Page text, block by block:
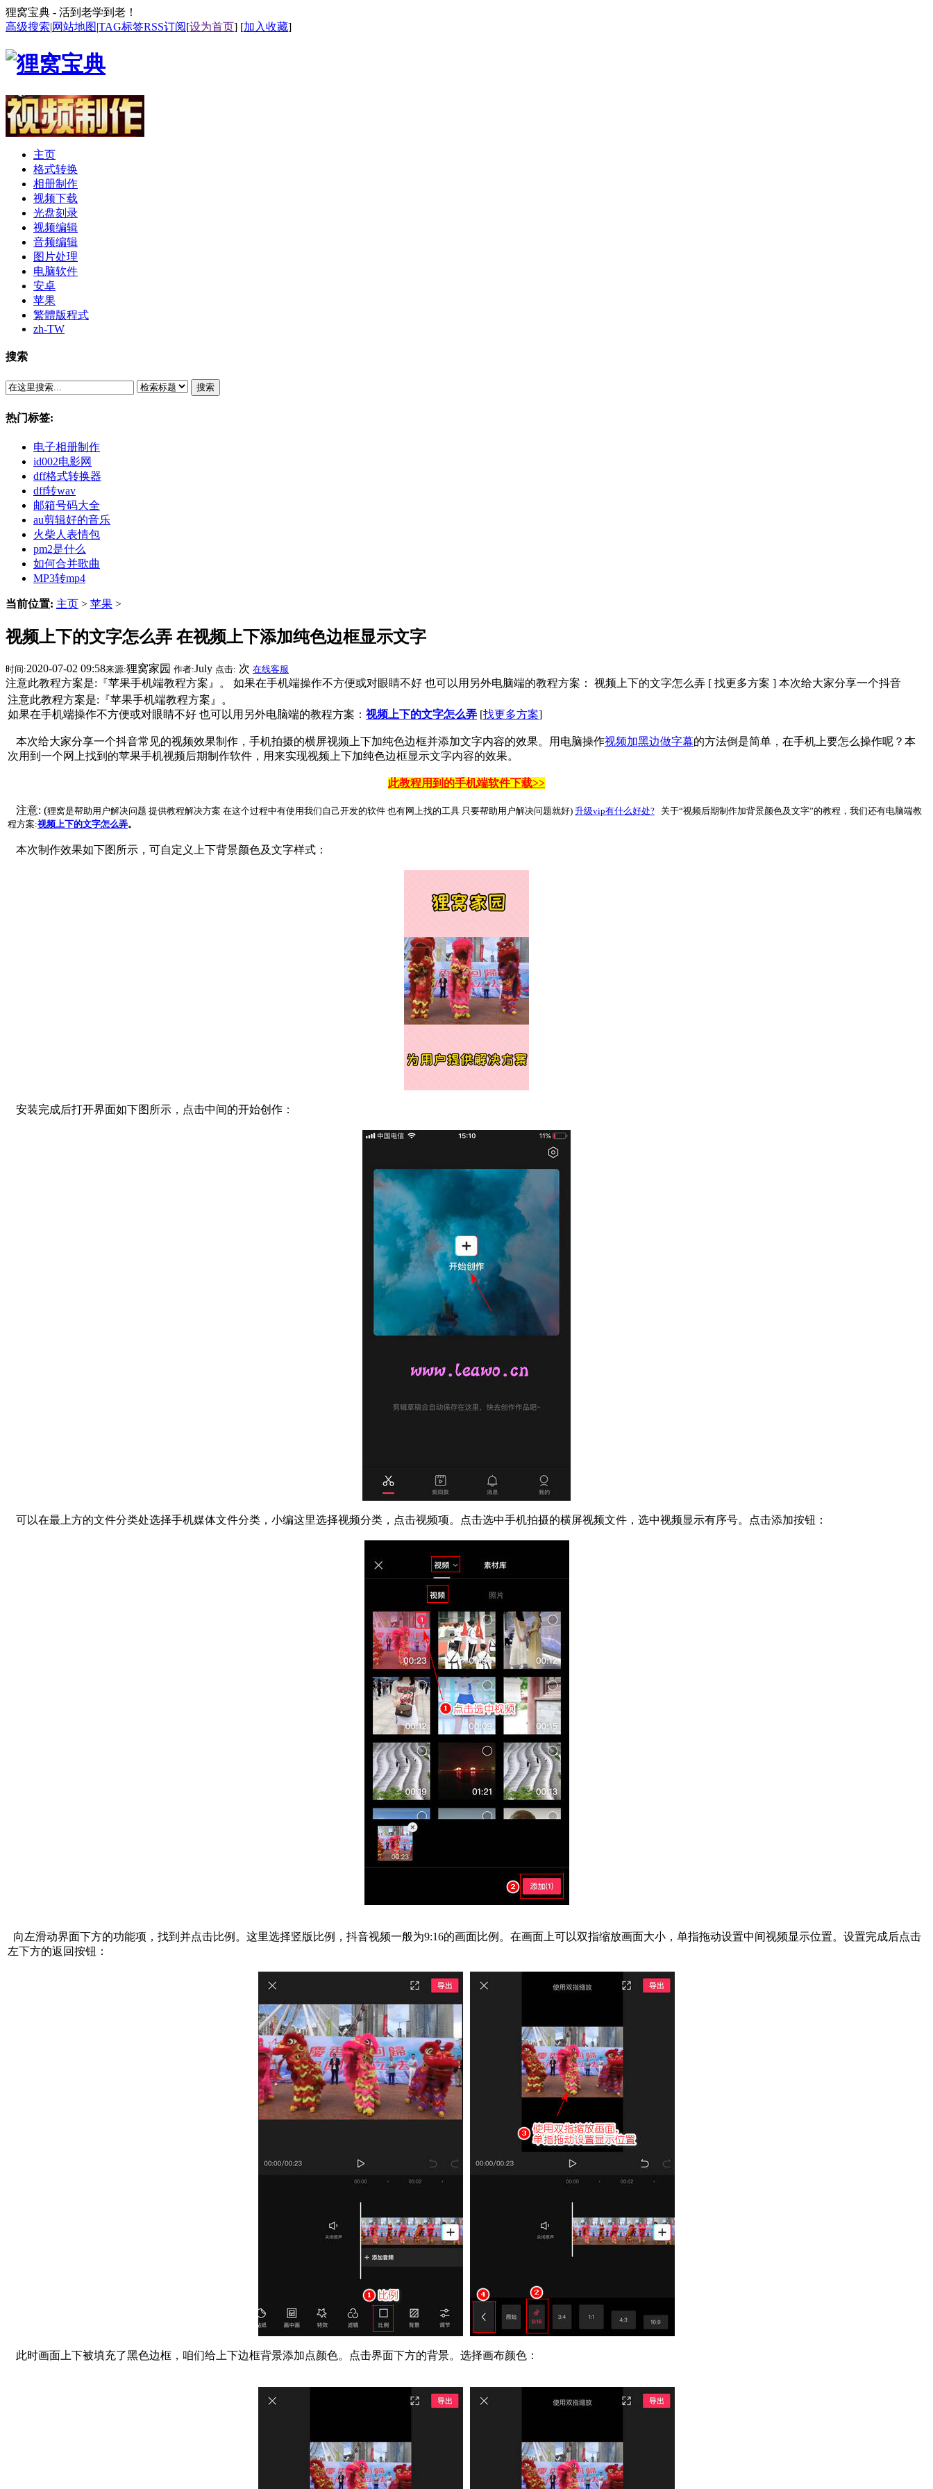
狸窝宝典 - 活到老学到老！
高级搜索|网站地图|TAG标签RSS订阅[设为首页] [加入收藏]
主页
格式转换
相册制作
视频下载
光盘刻录
视频编辑
音频编辑
图片处理
电脑软件
安卓
苹果
繁體版程式
zh-TW
搜索
搜索
热门标签:
电子相册制作
id002电影网
dff格式转换器
dff转wav
邮箱号码大全
au剪辑好的音乐
火柴人表情包
pm2是什么
如何合并歌曲
MP3转mp4
当前位置: 主页 > 苹果 >
视频上下的文字怎么弄 在视频上下添加纯色边框显示文字
时间:2020-07-02 09:58来源:狸窝家园 作者:July 点击: 次 在线客服
注意此教程方案是:『苹果手机端教程方案』。 如果在手机端操作不方便或对眼睛不好 也可以用另外电脑端的教程方案： 视频上下的文字怎么弄 [ 找更多方案 ] 本次给大家分享一个抖音
注意此教程方案是:『苹果手机端教程方案』。
如果在手机端操作不方便或对眼睛不好 也可以用另外电脑端的教程方案： 视频上下的文字怎么弄 [找更多方案]
本次给大家分享一个抖音常见的视频效果制作，手机拍摄的横屏视频上下加纯色边框并添加文字内容的效果。用电脑操作视频加黑边做字幕的方法倒是简单，在手机上要怎么操作呢？本
次用到一个网上找到的苹果手机视频后期制作软件，用来实现视频上下加纯色边框显示文字内容的效果。
此教程用到的手机端软件下载>>
注意: (狸窝是帮助用户解决问题 提供教程解决方案 在这个过程中有使用我们自己开发的软件 也有网上找的工具 只要帮助用户解决问题就好) 升级vip有什么好处? 关于“视频后期制作加背景颜色及文字”的教程， 我们还有电脑端教
程方案:视频上下的文字怎么弄。
本次制作效果如下图所示，可自定义上下背景颜色及文字样式：
安装完成后打开界面如下图所示，点击中间的开始创作：
可以在最上方的文件分类处选择手机媒体文件分类，小编这里选择视频分类，点击视频项。点击选中手机拍摄的横屏视频文件，选中视频显示有序号。点击添加按钮：
向左滑动界面下方的功能项，找到并点击比例。这里选择竖版比例，抖音视频一般为9:16的画面比例。在画面上可以双指缩放画面大小，单指拖动设置中间视频显示位置。设置完成后点击
左下方的返回按钮：
此时画面上下被填充了黑色边框，咱们给上下边框背景添加点颜色。点击界面下方的背景。选择画布颜色：